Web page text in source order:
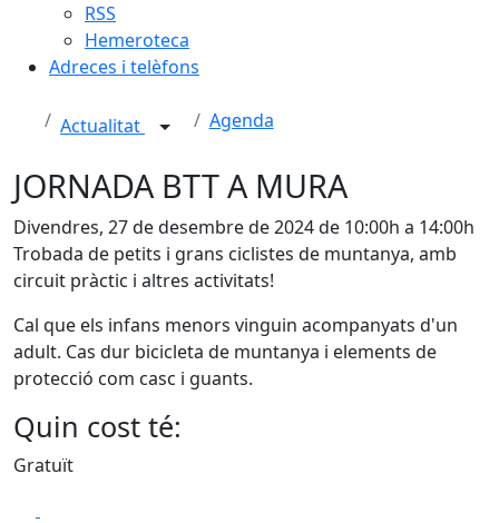
RSS
Hemeroteca
Adreces i telèfons
Actualitat Agenda
JORNADA BTT A MURA
Divendres, 27 de desembre de 2024 de 10:00h a 14:00h
Trobada de petits i grans ciclistes de muntanya, amb
circuit pràctic i altres activitats!
Cal que els infans menors vinguin acompanyats d'un
adult. Cas dur bicicleta de muntanya i elements de
protecció com casc i guants.
Quin cost té:
Gratuït